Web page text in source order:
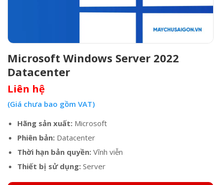
Microsoft Windows Server 2022
Datacenter
Liên hệ
(Giá chưa bao gồm VAT)
Hãng sản xuất:Microsoft
Phiên bản:Datacenter
Thời hạn bản quyền:Vĩnh viễn
Thiết bị sử dụng:Server